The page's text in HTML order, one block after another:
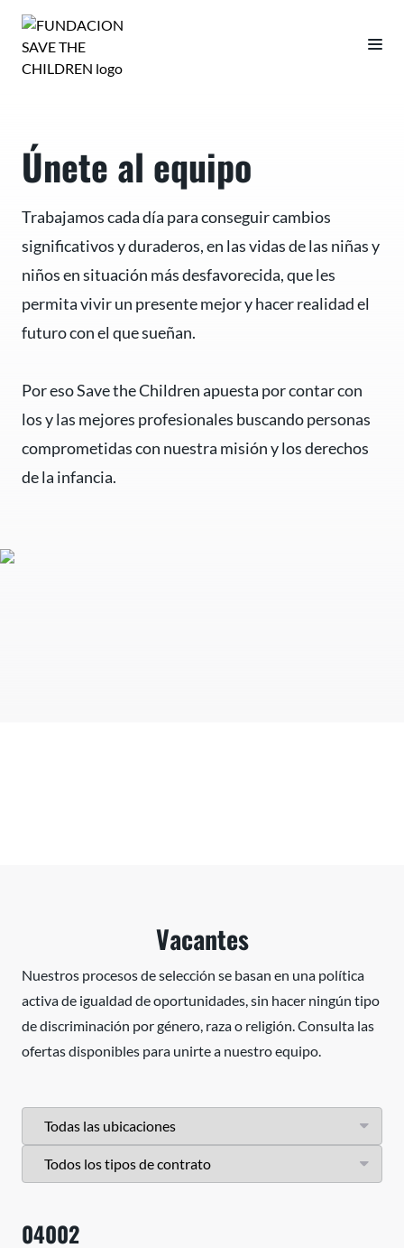
Únete al equipo
Trabajamos cada día para conseguir cambios
significativos y duraderos, en las vidas de las niñas y
niños en situación más desfavorecida, que les
permita vivir un presente mejor y hacer realidad el
futuro con el que sueñan.
Por eso Save the Children apuesta por contar con
los y las mejores profesionales buscando personas
comprometidas con nuestra misión y los derechos
de la infancia.
Vacantes
Nuestros procesos de selección se basan en una política
activa de igualdad de oportunidades, sin hacer ningún tipo
de discriminación por género, raza o religión. Consulta las
ofertas disponibles para unirte a nuestro equipo.
04002